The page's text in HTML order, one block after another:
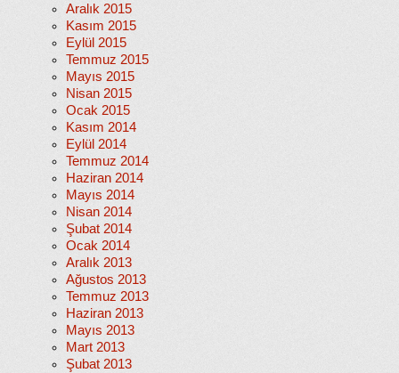
Aralık 2015
Kasım 2015
Eylül 2015
Temmuz 2015
Mayıs 2015
Nisan 2015
Ocak 2015
Kasım 2014
Eylül 2014
Temmuz 2014
Haziran 2014
Mayıs 2014
Nisan 2014
Şubat 2014
Ocak 2014
Aralık 2013
Ağustos 2013
Temmuz 2013
Haziran 2013
Mayıs 2013
Mart 2013
Şubat 2013